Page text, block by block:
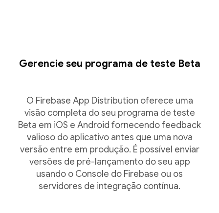
Gerencie seu programa de teste Beta
O Firebase App Distribution oferece uma
visão completa do seu programa de teste
Beta em iOS e Android fornecendo feedback
valioso do aplicativo antes que uma nova
versão entre em produção. É possível enviar
versões de pré-lançamento do seu app
usando o Console do Firebase ou os
servidores de integração contínua.